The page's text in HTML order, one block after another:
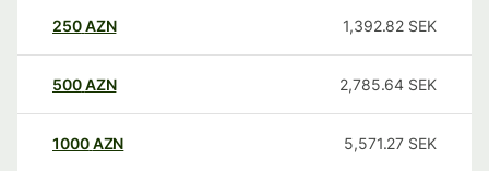
250AZN 1,392.82 SEK
500AZN 2,785.64 SEK
1000AZN 5,571.27 SEK